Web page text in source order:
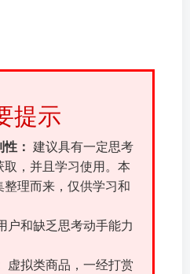
提示
： 建议具有一定思考
，并且学习使用。本
理而来，仅供学习和
户和缺乏思考动手能力
虚拟类商品，一经打赏